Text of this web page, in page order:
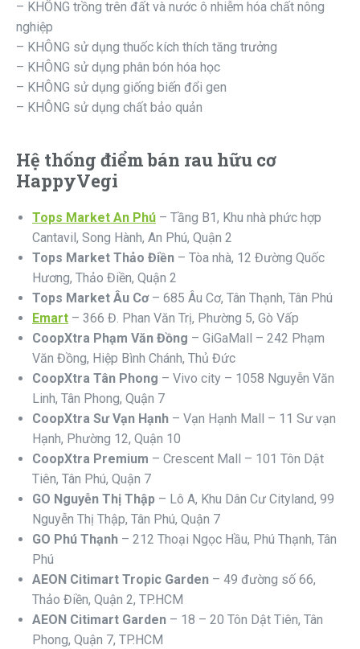
– KHÔNG trồng trên đất và nước ô nhiễm hóa chất nông
nghiệp
– KHÔNG sử dụng thuốc kích thích tăng trưởng
– KHÔNG sử dụng phân bón hóa học
– KHÔNG sử dụng giống biến đổi gen
– KHÔNG sử dụng chất bảo quản
Hệ thống điểm bán rau hữu cơ
HappyVegi
Tops Market An Phú – Tầng B1, Khu nhà phức hợp
Cantavil, Song Hành, An Phú, Quận 2
Tops Market Thảo Điền – Tòa nhà, 12 Đường Quốc
Hương, Thảo Điền, Quận 2
Tops Market Âu Cơ– 685 Âu Cơ, Tân Thạnh, Tân Phú
Emart – 366 Đ. Phan Văn Trị, Phường 5, Gò Vấp
CoopXtra Phạm Văn Đồng – GiGaMall – 242 Phạm
Văn Đồng, Hiệp Bình Chánh, Thủ Đức
CoopXtra Tân Phong – Vivo city – 1058 Nguyễn Văn
Linh, Tân Phong, Quận 7
CoopXtra Sư Vạn Hạnh – Vạn Hạnh Mall – 11 Sư vạn
Hạnh, Phường 12, Quận 10
CoopXtra Premium – Crescent Mall – 101 Tôn Dật
Tiên, Tân Phú, Quận 7
GO Nguyễn Thị Thập – Lô A, Khu Dân Cư Cityland, 99
Nguyễn Thị Thập, Tân Phú, Quận 7
GO Phú Thạnh – 212 Thoại Ngọc Hầu, Phú Thạnh, Tân
Phú
AEON Citimart Tropic Garden – 49 đường số 66,
Thảo Điền, Quận 2, TP.HCM
AEON Citimart Garden – 18 – 20 Tôn Dật Tiên, Tân
Phong, Quận 7, TP.HCM